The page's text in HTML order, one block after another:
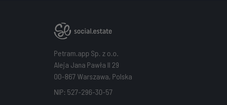
Petram.app Sp. z o.o.
Aleja Jana Pawła II 29
00-867 Warszawa, Polska
NIP: 527-296-30-57